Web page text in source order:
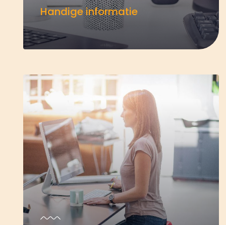
Handige informatie